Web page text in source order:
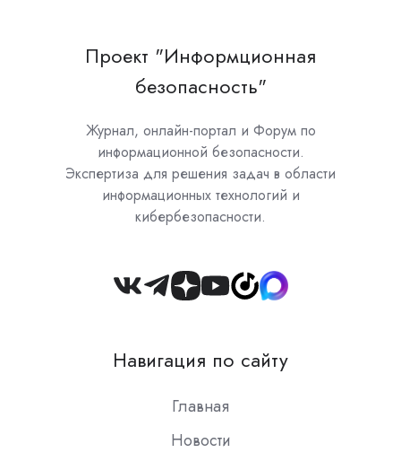
Проект "Информционная
безопасность"
Журнал, онлайн-портал и Форум по
информационной безопасности.
Экспертиза для решения задач в области
информационных технологий и
кибербезопасности.
Join
Slack
Навигация по сайту
Главная
Новости